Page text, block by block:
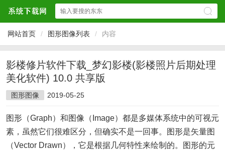
网站首页 / 图形图像列表 / 内容
影楼修片软件下载_梦幻影楼(影楼照片后期处理
美化软件) 10.0 共享版
图形图像 2019-05-25
图形（Graph）和图像（Image）都是多媒体系统中的可视元
素，虽然它们很难区分，但确实不是一回事。图形是矢量图
（Vector Drawn），它是根据几何特性来绘制的。图形的元